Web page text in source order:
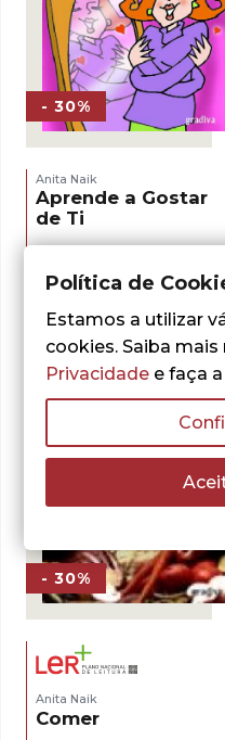
- 30%
Anita Naik
Aprende a Gostar
de Ti
O
preço
original
9,09 €.
O
preço
atual
6,36 €.
LER MAIS
- 30%
Anita Naik
Comer
Política de
Estamos a utilizar
cookies. Saiba mais
Privacidade e faça